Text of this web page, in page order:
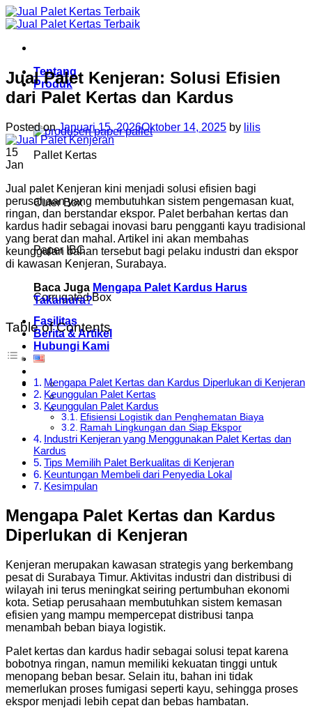
Skip
to
Tentang
Produk
Pallet Kertas
Outer Box
Paper IBC
Corrugated Box
Fasilitas
Berita & Artikel
Hubungi Kami
Jual Palet Kenjeran: Solusi Efisien
dari Palet Kertas dan Kardus
Posted onJanuari 15, 2026Oktober 14, 2025 by lilis
15
Jan
Jual palet Kenjeran kini menjadi solusi efisien bagi
perusahaan yang membutuhkan sistem pengemasan kuat,
ringan, dan berstandar ekspor. Palet berbahan kertas dan
kardus hadir sebagai inovasi baru pengganti kayu tradisional
yang berat dan mahal. Artikel ini akan membahas
keunggulan bahan tersebut bagi pelaku industri dan ekspor
di kawasan Kenjeran, Surabaya.
Baca Juga Mengapa Palet Kardus Harus
Takamura?
Table of Contents
Mengapa Palet Kertas dan Kardus Diperlukan di Kenjeran
Keunggulan Palet Kertas
Keunggulan Palet Kardus
Efisiensi Logistik dan Penghematan Biaya
Ramah Lingkungan dan Siap Ekspor
Industri Kenjeran yang Menggunakan Palet Kertas dan
Kardus
Tips Memilih Palet Berkualitas di Kenjeran
Keuntungan Membeli dari Penyedia Lokal
Kesimpulan
Mengapa Palet Kertas dan Kardus
Diperlukan di Kenjeran
Kenjeran merupakan kawasan strategis yang berkembang
pesat di Surabaya Timur. Aktivitas industri dan distribusi di
wilayah ini terus meningkat seiring pertumbuhan ekonomi
kota. Setiap perusahaan membutuhkan sistem kemasan
efisien yang mampu mempercepat distribusi tanpa
menambah beban biaya logistik.
Palet kertas dan kardus hadir sebagai solusi tepat karena
bobotnya ringan, namun memiliki kekuatan tinggi untuk
menopang beban besar. Selain itu, bahan ini tidak
memerlukan proses fumigasi seperti kayu, sehingga proses
ekspor menjadi lebih cepat dan bebas hambatan.